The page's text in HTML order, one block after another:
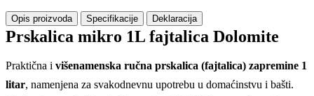
Opis proizvoda Specifikacije Deklaracija
Prskalica mikro 1L fajtalica Dolomite
Praktična i višenamenska ručna prskalica (fajtalica) zapremine 1
litar, namenjena za svakodnevnu upotrebu u domaćinstvu i bašti.